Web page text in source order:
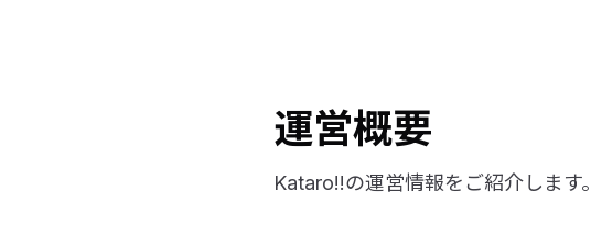
運営概要
Kataro!!の運営情報をご紹介します。